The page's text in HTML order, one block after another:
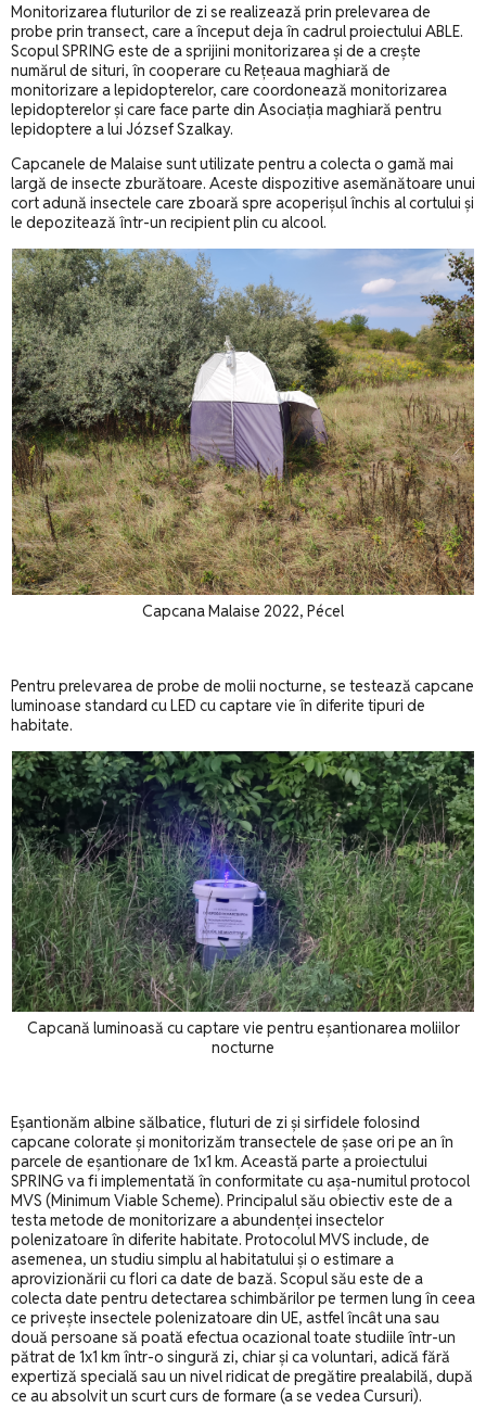
Monitorizarea fluturilor de zi se realizează prin prelevarea de
probe prin transect, care a început deja în cadrul proiectului ABLE.
Scopul SPRING este de a sprijini monitorizarea și de a crește
numărul de situri, în cooperare cu Rețeaua maghiară de
monitorizare a lepidopterelor, care coordonează monitorizarea
lepidopterelor și care face parte din Asociația maghiară pentru
lepidoptere a lui József Szalkay.
Capcanele de Malaise sunt utilizate pentru a colecta o gamă mai
largă de insecte zburătoare. Aceste dispozitive asemănătoare unui
cort adună insectele care zboară spre acoperișul închis al cortului și
le depozitează într-un recipient plin cu alcool.
Capcana Malaise 2022, Pécel
Pentru prelevarea de probe de molii nocturne, se testează capcane
luminoase standard cu LED cu captare vie în diferite tipuri de
habitate.
Capcană luminoasă cu captare vie pentru eșantionarea moliilor
nocturne
Eșantionăm albine sălbatice, fluturi de zi și sirfidele folosind
capcane colorate și monitorizăm transectele de șase ori pe an în
parcele de eșantionare de 1x1 km. Această parte a proiectului
SPRING va fi implementată în conformitate cu așa-numitul protocol
MVS (Minimum Viable Scheme). Principalul său obiectiv este de a
testa metode de monitorizare a abundenței insectelor
polenizatoare în diferite habitate. Protocolul MVS include, de
asemenea, un studiu simplu al habitatului și o estimare a
aprovizionării cu flori ca date de bază. Scopul său este de a
colecta date pentru detectarea schimbărilor pe termen lung în ceea
ce privește insectele polenizatoare din UE, astfel încât una sau
două persoane să poată efectua ocazional toate studiile într-un
pătrat de 1x1 km într-o singură zi, chiar și ca voluntari, adică fără
expertiză specială sau un nivel ridicat de pregătire prealabilă, după
ce au absolvit un scurt curs de formare (a se vedea Cursuri).